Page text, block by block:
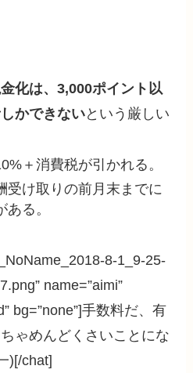
化は、3,000ポイント以
かできないという厳しい
＋消費税が引かれる。
受け取りの前月末までに
る。
8-1_9-25-
name=”aimi”
bg=”none”]手数料だ、有
ゃめんどくさいことにな
)[/chat]